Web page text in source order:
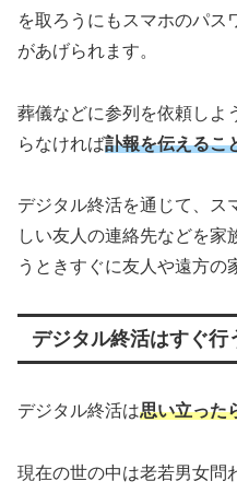
を取ろうにもスマホのパス
があげられます。
葬儀などに参列を依頼しよ
らなければ訃報を伝えるこ
デジタル終活を通じて、ス
しい友人の連絡先などを家
うときすぐに友人や遠方の
デジタル終活はすぐ行
デジタル終活は思い立った
現在の世の中は老若男女問